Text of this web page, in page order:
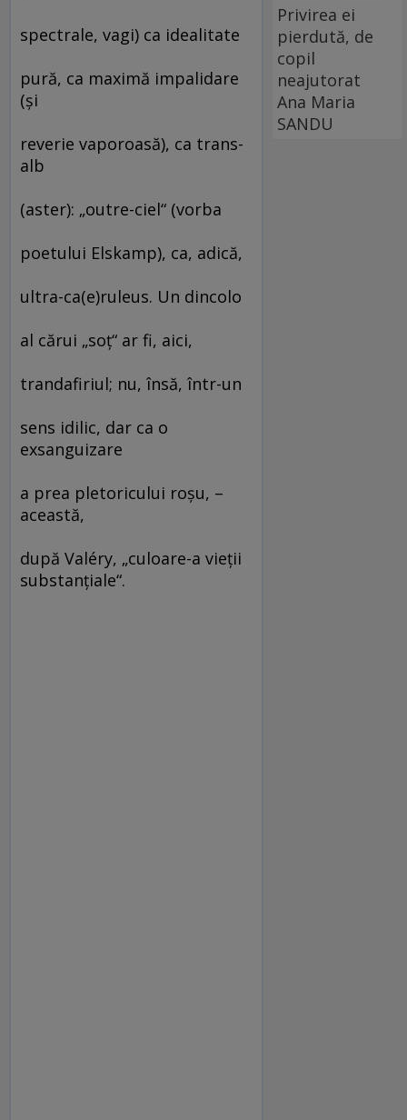
spectrale, vagi) ca idealitate
pură, ca maximă impalidare
(şi
reverie vaporoasă), ca trans-
alb
(aster): „outre-ciel“ (vorba
poetului Elskamp), ca, adică,
ultra-ca(e)ruleus. Un dincolo
al cărui „soţ“ ar fi, aici,
trandafiriul; nu, însă, într-un
sens idilic, dar ca o
exsanguizare
a prea pletoricului roşu, –
această,
după Valéry, „culoare-a vieţii
substanţiale“.
Privirea ei
pierdută, de
copil
neajutorat
Ana Maria
SANDU